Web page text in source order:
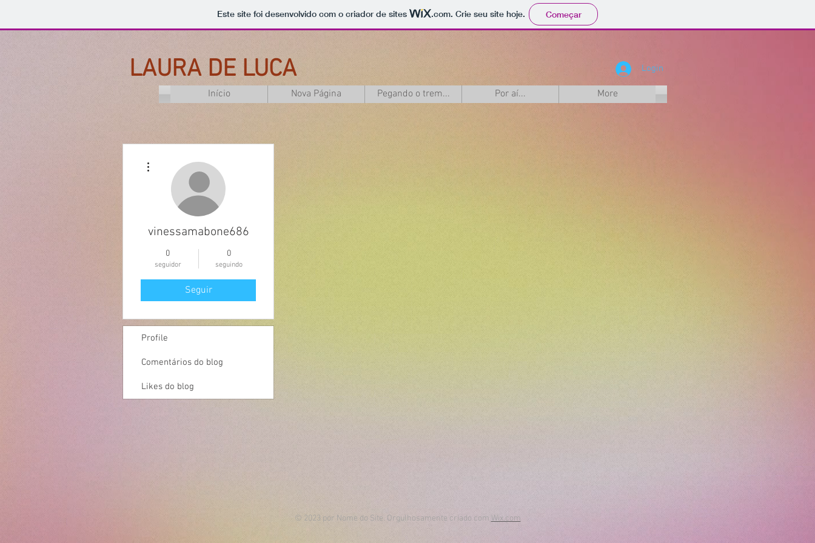
Este site foi desenvolvido com o criador de sites .com. Crie seu site hoje. Começar
LAURA DE LUCA Login
Início Nova Página Pegando o trem... Por aí... More
vinessamabone686
0
seguidor
0
seguindo
Seguir
Profile
Comentários do blog
Likes do blog
© 2023 por Nome do Site. Orgulhosamente criado com Wix.com